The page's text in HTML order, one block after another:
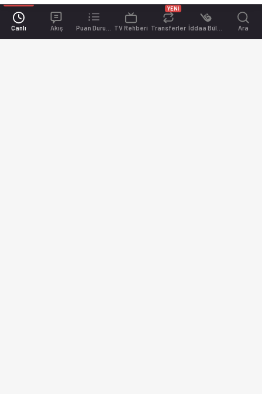
Canlı Akış TV Rehberi Transferler
YENİ
Ara